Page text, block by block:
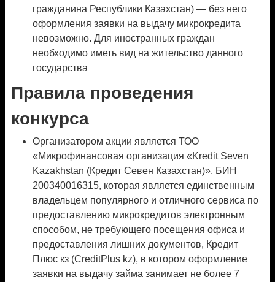
гражданина Республики Казахстан) — без него
оформления заявки на выдачу микрокредита
невозможно. Для иностранных граждан
необходимо иметь вид на жительство данного
государства
Правила проведения
конкурса
Организатором акции является ТОО
«Микрофинансовая организация «Kredit Seven
Kazakhstan (Кредит Севен Казахстан)», БИН
200340016315, которая является единственным
владельцем популярного и отличного сервиса по
предоставлению микрокредитов электронным
способом, не требующего посещения офиса и
предоставления лишних документов, Кредит
Плюс кз (CreditPlus kz), в котором оформление
заявки на выдачу займа занимает не более 7